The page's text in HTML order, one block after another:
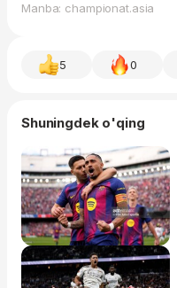
Manba: championat.asia
5 0
Shuningdek o'qing